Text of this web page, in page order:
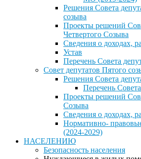
Решения Совета
созыва
Проекты решений
Четвертого Созыва
Сведения о доходах,
Устав
Перечень Совета
Совет депутатов Пятого
Решения Совета
Перечень
Проекты решений
Созыва
Сведения о доходах,
Нормативно-
(2024-2029)
НАСЕЛЕНИЮ
Безопасность населения